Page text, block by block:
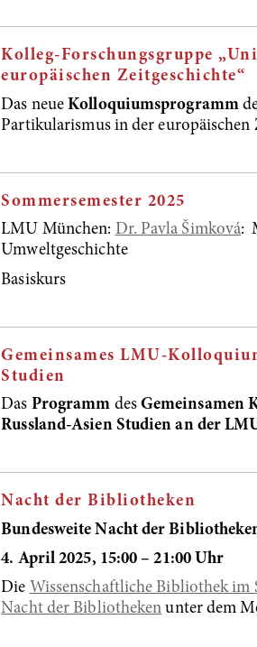
Kolleg-Forschungsgruppe
europäischen Zeitgeschichte“
Das neueKolloquiumsprogramm
Partikularismus in der europäischen
Sommersemester 2025
LMU München: Dr. Pavla Šimková:
Umweltgeschichte
Basiskurs
Gemeinsames LMU-
Studien
Das Programm des Gemeinsamen
Russland-Asien Studien an der
Nacht der Bibliotheken
Bundesweite Nacht der
4. April 2025, 15:00 – 21:00 Uhr
Die Wissenschaftliche Bibliothek im
Nacht der Bibliotheken unter dem